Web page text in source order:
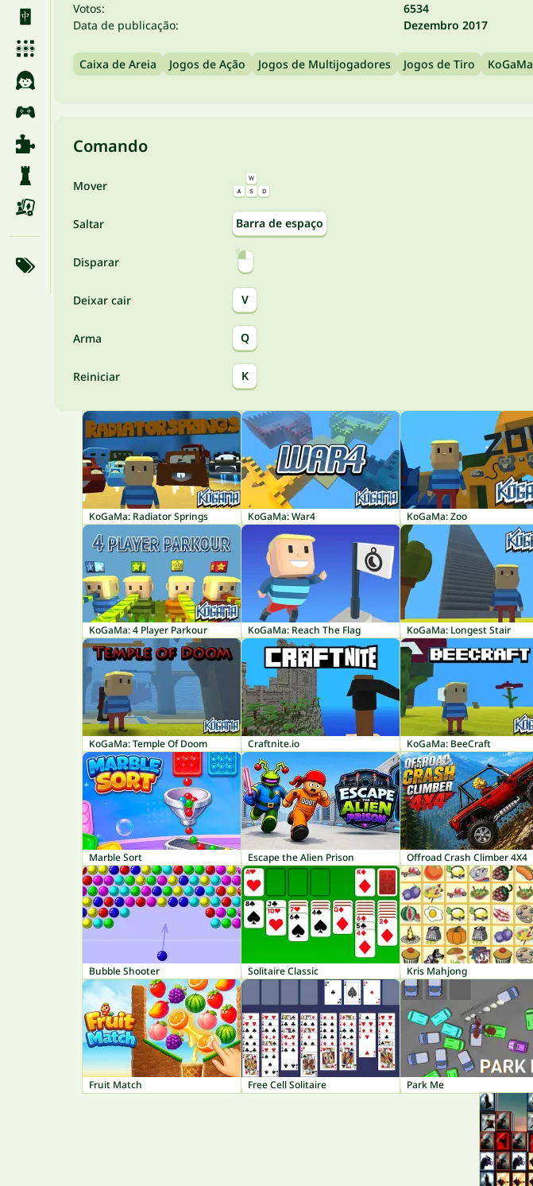
Votos:
6534
Data de publicação:
Dezembro 2017
Caixa de Areia Jogos de Ação Jogos de Multijogadores Jogos de Tiro KoGaMa
Comando
Mover
Saltar Barra de espaço
Disparar
Deixar cair V
Arma Q
Reiniciar K
KoGaMa: Radiator Springs KoGaMa: War4 KoGaMa: Zoo
KoGaMa: 4 Player Parkour KoGaMa: Reach The Flag KoGaMa: Longest Stair
KoGaMa: Temple Of Doom Craftnite.io KoGaMa: BeeCraft
Marble Sort Escape the Alien Prison Offroad Crash Climber 4X4
Bubble Shooter Solitaire Classic Kris Mahjong
Fruit Match Free Cell Solitaire Park Me